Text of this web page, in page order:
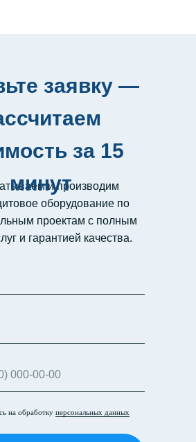
и производим
оборудование по
проектам с полным
и гарантией качества.
заявку —
за 15
минут
на обработку персональных данных